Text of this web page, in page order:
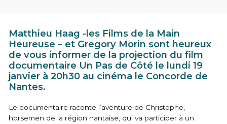
Matthieu Haag -les Films de la Main
Heureuse – et Gregory Morin sont heureux
de vous informer de la projection du film
documentaire Un Pas de Côté le lundi 19
janvier à 20h30 au cinéma le Concorde de
Nantes.
Le documentaire raconte l’aventure de Christophe,
horsemen de la région nantaise, qui va participer à un